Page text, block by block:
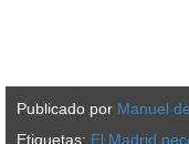
Publicado por Manuel
Etiquetas: El Madrid